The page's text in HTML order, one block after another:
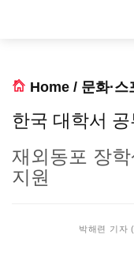
Home / 문화·스
한국 대학서
재외동포 장학
지원
박해련 기자